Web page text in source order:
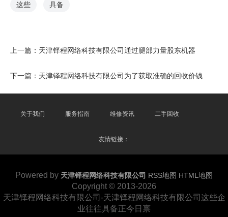
这些 具备
上一篇： 天津铎程网络科技有限公司通过腿部力量股东机器
下一篇： 天津铎程网络科技有限公司为了获取准确的回收价钱
关于我们 服务指南 维修资讯 二手回收
友情链接：
Powered by 天津铎程网络科技有限公司 RSS地图 HTML地图
Copyright © 2013-2026
天津铎程网络科技有限公司-天津铎程网络科技有限公司这些企
业往往具备正今日禀